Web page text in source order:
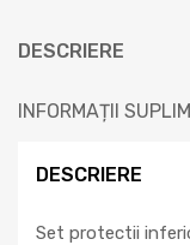
DESCRIERE
INFORMAȚII
DESCRIERE
Set protectii